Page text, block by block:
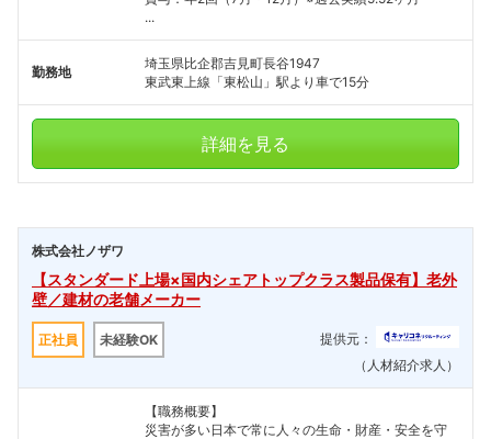
...
勤務地
埼玉県比企郡吉見町長谷1947
東武東上線「東松山」駅より車で15分
詳細を見る
株式会社ノザワ
【スタンダード上場×国内シェアトップクラス製品保有】老外
壁／建材の老舗メーカー
正社員 未経験OK
提供元：
（人材紹介求人）
【職務概要】
災害が多い日本で常に人々の生命・財産・安全を守